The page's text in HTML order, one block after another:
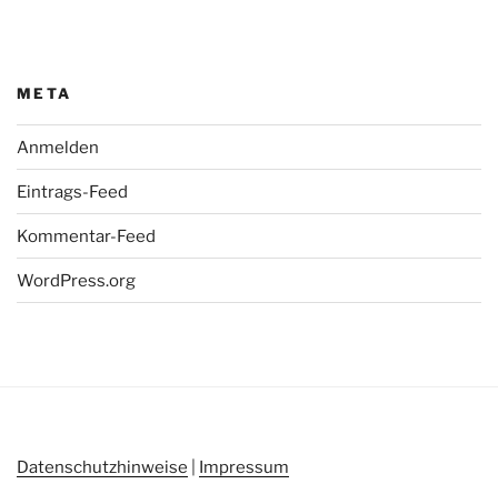
META
Anmelden
Eintrags-Feed
Kommentar-Feed
WordPress.org
Datenschutzhinweise Impressum